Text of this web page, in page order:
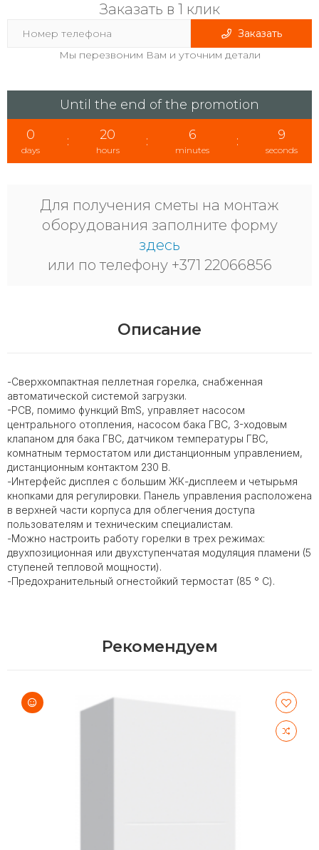
Заказать в 1 клик
Заказать
Мы перезвоним Вам и уточним детали
Until the end of the promotion
0
days
: 20
hours
: 6
minutes
: 9
seconds
Для получения сметы на монтаж
оборудования заполните форму
здесь
или по телефону +371 22066856
Описание
-Сверхкомпактная пеллетная горелка, снабженная
автоматической системой загрузки.
-PCB, помимо функций BmS, управляет насосом
центрального отопления, насосом бака ГВС, 3-ходовым
клапаном для бака ГВС, датчиком температуры ГВС,
комнатным термостатом или дистанционным управлением,
дистанционным контактом 230 В.
-Интерфейс дисплея с большим ЖК-дисплеем и четырьмя
кнопками для регулировки. Панель управления расположена
в верхней части корпуса для облегчения доступа
пользователям и техническим специалистам.
-Можно настроить работу горелки в трех режимах:
двухпозиционная или двухступенчатая модуляция пламени (5
ступеней тепловой мощности).
-Предохранительный огнестойкий термостат (85 ° C).
Рекомендуем